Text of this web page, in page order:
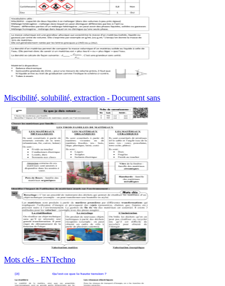
Miscibilité, solubilité, extraction - Document sans
Mots clés - ENTechno